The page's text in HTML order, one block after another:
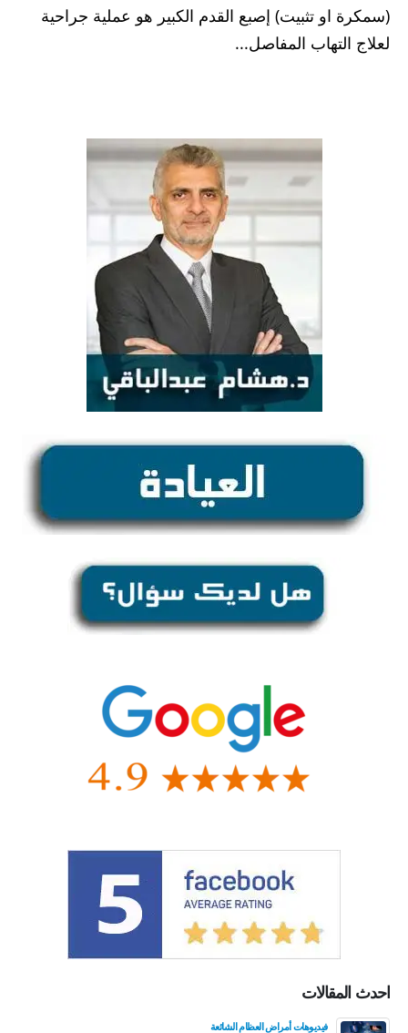
(سمكرة او تثبيت) إصبع القدم الكبير هو عملية جراحية
لعلاج التهاب المفاصل...
احدث المقالات
فيديوهات أمراض العظام الشائعة